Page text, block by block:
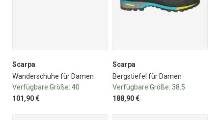
Scarpa
Wanderschuhe für Damen
Verfügbare Größe: 40
101,90 €
Scarpa
Bergstiefel für Damen
Verfügbare Größe: 38.5
188,90 €